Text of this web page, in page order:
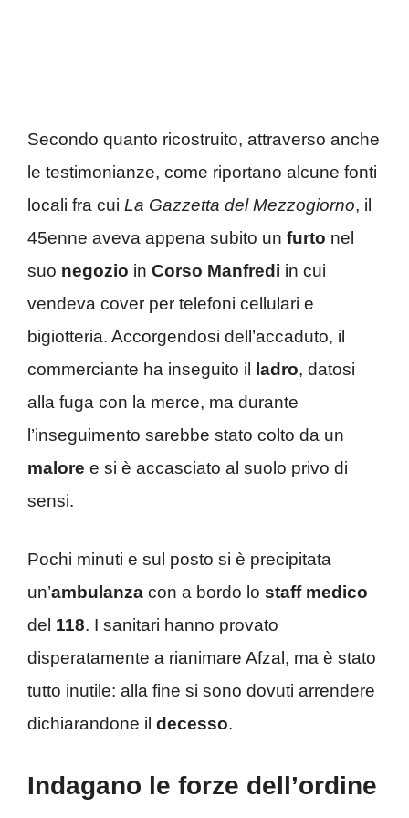
Secondo quanto ricostruito, attraverso anche
le testimonianze, come riportano alcune fonti
locali fra cui La Gazzetta del Mezzogiorno, il
45enne aveva appena subito un furto nel
suo negozio in Corso Manfredi in cui
vendeva cover per telefoni cellulari e
bigiotteria. Accorgendosi dell’accaduto, il
commerciante ha inseguito il ladro, datosi
alla fuga con la merce, ma durante
l’inseguimento sarebbe stato colto da un
malore e si è accasciato al suolo privo di
sensi.
Pochi minuti e sul posto si è precipitata
un’ambulanza con a bordo lo staff medico
del 118. I sanitari hanno provato
disperatamente a rianimare Afzal, ma è stato
tutto inutile: alla fine si sono dovuti arrendere
dichiarandone il decesso.
Indagano le forze dell’ordine